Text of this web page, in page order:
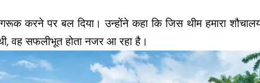
करने पर बल दिया। उन्होंने कहा कि जिस थीम हमारा
वह सफलीभूत होता नजर आ रहा है।